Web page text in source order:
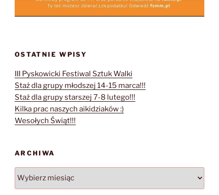
OSTATNIE WPISY
III Pyskowicki Festiwal Sztuk Walki
Staż dla grupy młodszej 14-15 marca!!!
Staż dla grupy starszej 7-8 lutego!!!
Kilka prac naszych aikidziaków :)
Wesołych Świąt!!!
ARCHIWA
Archiwa